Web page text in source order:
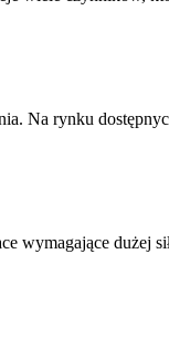
Na rynku
wymagające dużej